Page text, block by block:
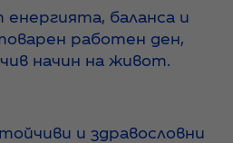
баланса и
работен ден,
начин на живот.
и здравословни